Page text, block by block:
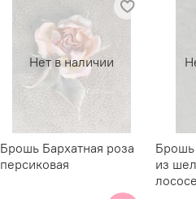
Нет в наличии
Брошь Бархатная роза
персиковая
Брошь
из